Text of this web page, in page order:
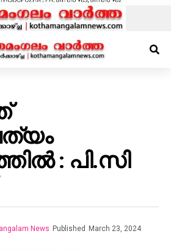
: പി.സി
News Published March 23, 2024